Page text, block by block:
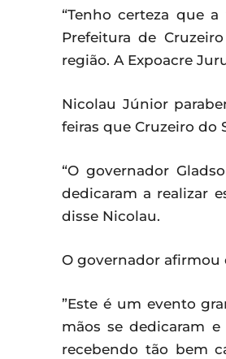
“Tenho certeza que
Prefeitura de
região. A Expoacre
Nicolau Júnior
feiras que Cruzeiro do
“O governador
dedicaram a realizar
disse Nicolau.
O governador afirmou
”Este é um evento
mãos se dedicaram
recebendo tão bem